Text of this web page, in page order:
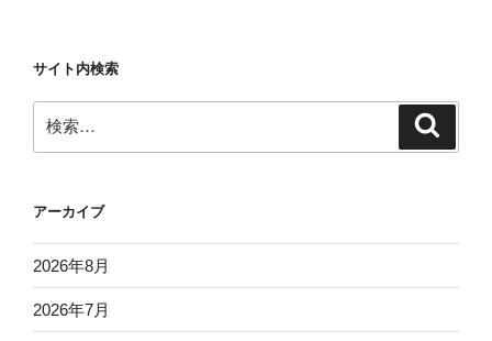
サイト内検索
索:
アーカイブ
2026年8月
2026年7月